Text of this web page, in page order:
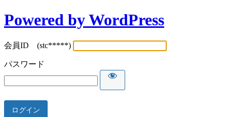
Powered by WordPress
会員ID (stc*****)
パスワード